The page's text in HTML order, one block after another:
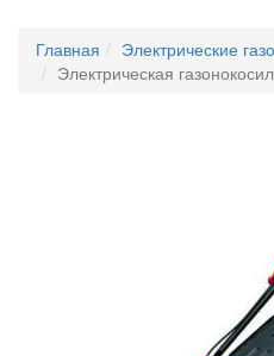
Главная
Электрические
Электрическая